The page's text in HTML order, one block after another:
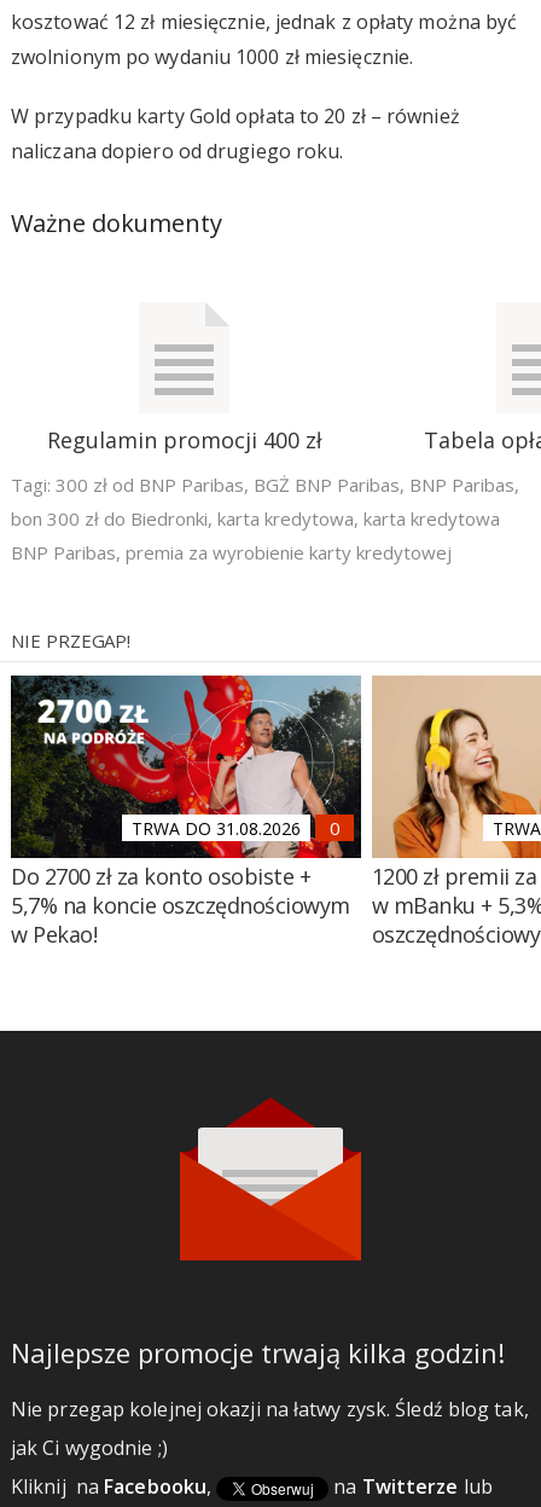
kosztować 12 zł miesięcznie, jednak z opłaty można być
zwolnionym po wydaniu 1000 zł miesięcznie.
W przypadku karty Gold opłata to 20 zł – również
naliczana dopiero od drugiego roku.
Ważne dokumenty
Regulamin promocji 400 zł Tabela
Tagi: 300 zł od BNP Paribas, BGŻ BNP Paribas, BNP Paribas,
bon 300 zł do Biedronki, karta kredytowa, karta kredytowa
BNP Paribas, premia za wyrobienie karty kredytowej
NIE PRZEGAP!
TRWA DO 31.08.2026
Do 2700 zł za konto osobiste +
5,7% na koncie oszczędnościowym
w Pekao!
1200 zł premii
w mBanku +
Najlepsze promocje trwają kilka godzin!
Nie przegap kolejnej okazji na łatwy zysk. Śledź blog tak,
jak Ci wygodnie ;)
Kliknij na Facebooku, na Twitterze lub